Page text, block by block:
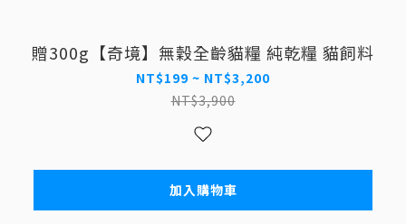
贈300g【奇境】無穀全齡貓糧 純乾糧 貓飼料
NT$199 ~ NT$3,200
NT$3,900
加入購物車